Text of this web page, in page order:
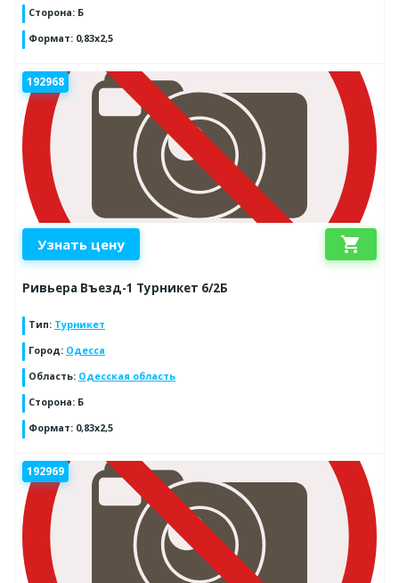
Сторона: Б
Формат: 0,83х2,5
192968
Узнать цену shopping_cart
Ривьера Въезд-1 Турникет 6/2Б
Тип: Турникет
Город: Одесса
Область: Одесская область
Сторона: Б
Формат: 0,83х2,5
192969